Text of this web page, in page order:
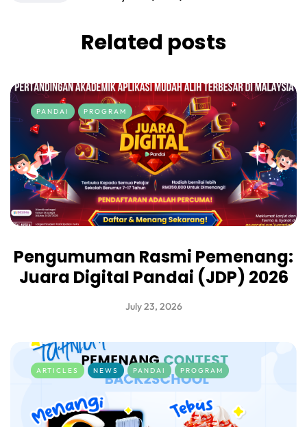
Related posts
PANDAI PROGRAM
Pengumuman Rasmi Pemenang:
Juara Digital Pandai (JDP) 2026
July 23, 2026
ARTICLES NEWS PANDAI PROGRAM